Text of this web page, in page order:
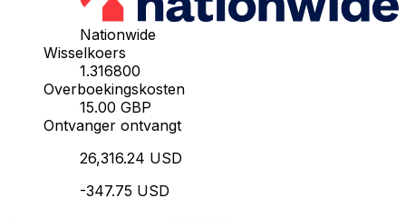
Nationwide
Wisselkoers
1.316800
Overboekingskosten
15.00 GBP
Ontvanger ontvangt
26,316.24 USD
-347.75 USD